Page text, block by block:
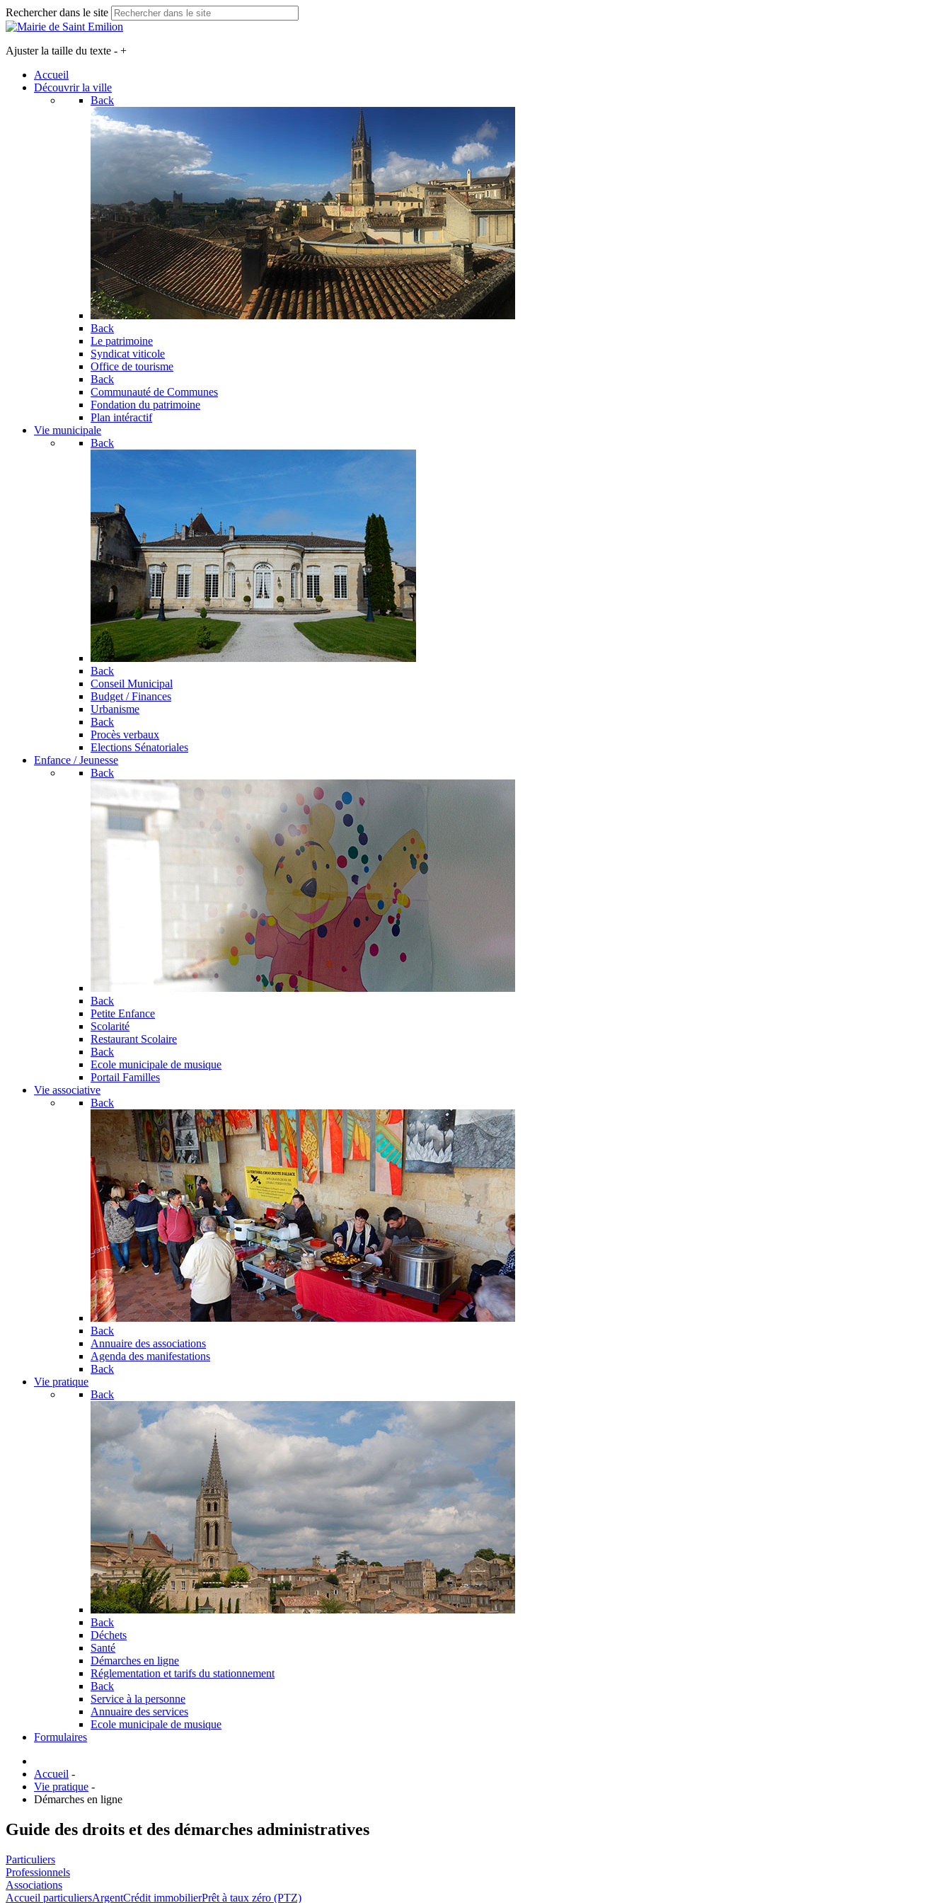
Rechercher dans le site
Ajuster la taille du texte - +
Accueil
Découvrir la ville
Back
Back
Le patrimoine
Syndicat viticole
Office de tourisme
Back
Communauté de Communes
Fondation du patrimoine
Plan intéractif
Vie municipale
Back
Back
Conseil Municipal
Budget / Finances
Urbanisme
Back
Procès verbaux
Elections Sénatoriales
Enfance / Jeunesse
Back
Back
Petite Enfance
Scolarité
Restaurant Scolaire
Back
Ecole municipale de musique
Portail Familles
Vie associative
Back
Back
Annuaire des associations
Agenda des manifestations
Back
Vie pratique
Back
Back
Déchets
Santé
Démarches en ligne
Réglementation et tarifs du stationnement
Back
Service à la personne
Annuaire des services
Ecole municipale de musique
Formulaires
Accueil -
Vie pratique -
Démarches en ligne
Guide des droits et des démarches administratives
Particuliers
Professionnels
Associations
Accueil particuliersArgentCrédit immobilierPrêt à taux zéro (PTZ)